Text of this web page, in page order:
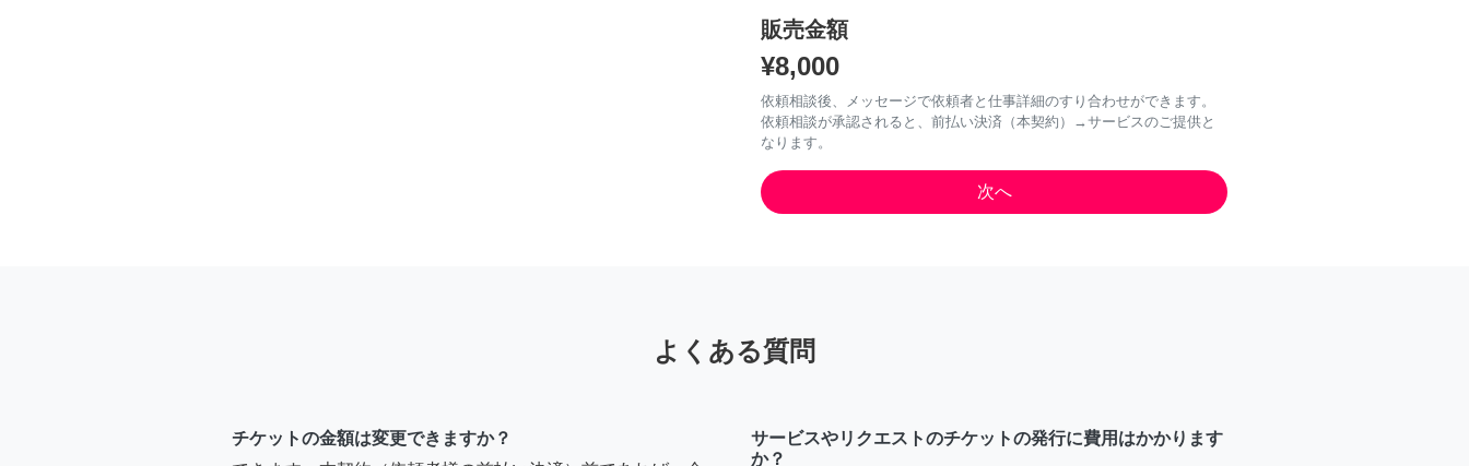
販売金額
¥8,000
依頼相談後、メッセージで依頼者と仕事詳細のすり合わせができます。
依頼相談が承認されると、前払い決済（本契約）→サービスのご提供と
なります。
よくある質問
チケットの金額は変更できますか？
サービスやリクエストのチケットの発行に費用はかかります
か？